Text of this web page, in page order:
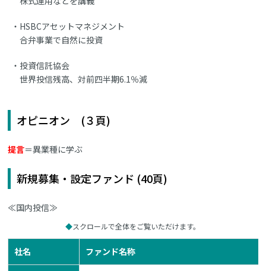
HSBCアセットマネジメント
合弁事業で自然に投資
投資信託協会
世界投信残高、対前四半期6.1％減
オピニオン (３頁)
提言＝異業種に学ぶ
新規募集・設定ファンド (40頁)
≪国内投信≫
スクロールで全体をご覧いただけます。
社名 ファンド名称